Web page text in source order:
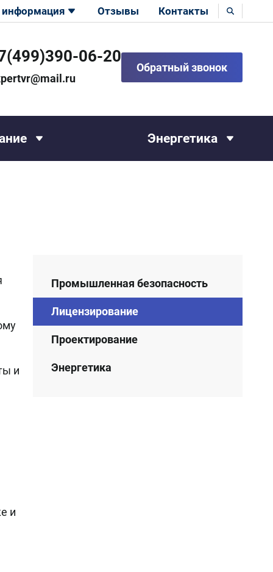
информация Отзывы Контакты
06-20
Обратный звонок
Энергетика
и
и
Промышленная безопасность
Лицензирование
Проектирование
Энергетика